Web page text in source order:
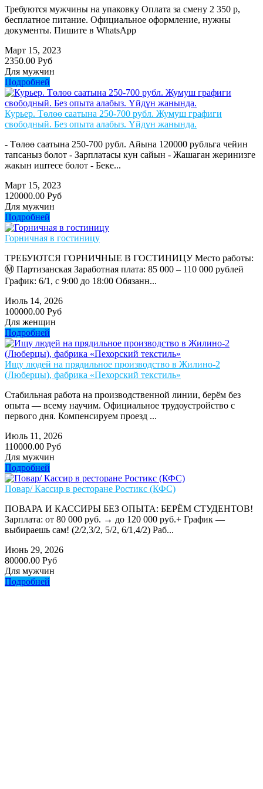
Требуются мужчины на упаковку Оплата за смену 2 350 р,
бесплатное питание. Официальное оформление, нужны
документы. Пишите в WhatsApp
Март 15, 2023
2350.00 Руб
Для мужчин
Подробней
Курьер. Төлөө саатына 250-700 рубл. Жумуш графиги
свободный. Без опыта алабыз. Үйдүн жанында.
- Төлөө саатына 250-700 рубл. Айына 120000 рубльга чейин
тапсаныз болот - Зарплатасы кун сайын - Жашаган жеринизге
жакын иштесе болот - Беке...
Март 15, 2023
120000.00 Руб
Для мужчин
Подробней
Горничная в гостиницу
ТРЕБУЮТСЯ ГОРНИЧНЫЕ В ГОСТИНИЦУ Место работы:
Ⓜ️ Партизанская Заработная плата: 85 000 – 110 000 рублей
График: 6/1, с 9:00 до 18:00 Обязанн...
Июль 14, 2026
100000.00 Руб
Для женщин
Подробней
Ищу людей на прядильное производство в Жилино-2
(Люберцы), фабрика «Пехорский текстиль»
Стабильная работа на производственной линии, берём без
опыта — всему научим. Официальное трудоустройство с
первого дня. Компенсируем проезд ...
Июль 11, 2026
110000.00 Руб
Для мужчин
Подробней
Повар/ Кассир в ресторане Ростикс (КФС)
ПОВАРА И КАССИРЫ БЕЗ ОПЫТА: БЕРЁМ СТУДЕНТОВ!
Зарплата: от 80 000 руб. → до 120 000 руб.+ График —
выбираешь сам! (2/2,3/2, 5/2, 6/1,4/2) Раб...
Июнь 29, 2026
80000.00 Руб
Для мужчин
Подробней